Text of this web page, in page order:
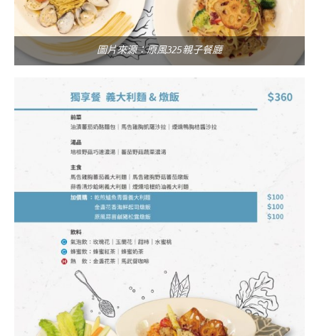
圖片來源：原風325親子餐廳